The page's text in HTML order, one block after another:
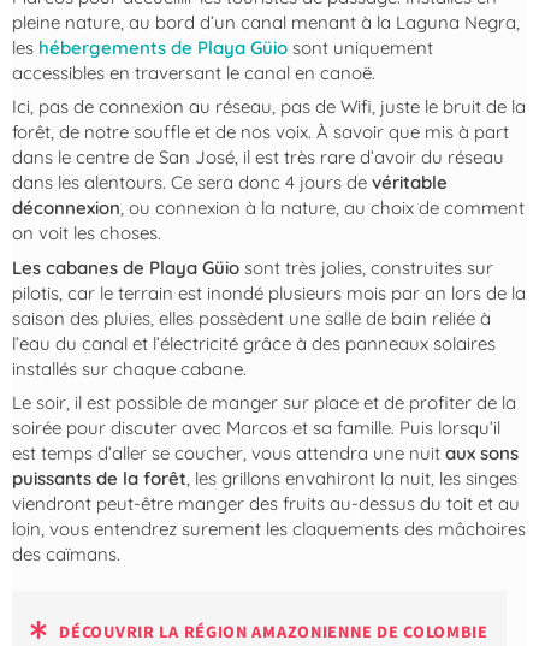
pleine nature, au bord d’un canal menant à la Laguna Negra,
les hébergements de Playa Güio sont uniquement
accessibles en traversant le canal en canoë.
Ici, pas de connexion au réseau, pas de Wifi, juste le bruit de la
forêt, de notre souffle et de nos voix. À savoir que mis à part
dans le centre de San José, il est très rare d’avoir du réseau
dans les alentours. Ce sera donc 4 jours de véritable
déconnexion, ou connexion à la nature, au choix de comment
on voit les choses.
Les cabanes de Playa Güio sont très jolies, construites sur
pilotis, car le terrain est inondé plusieurs mois par an lors de la
saison des pluies, elles possèdent une salle de bain reliée à
l’eau du canal et l’électricité grâce à des panneaux solaires
installés sur chaque cabane.
Le soir, il est possible de manger sur place et de profiter de la
soirée pour discuter avec Marcos et sa famille. Puis lorsqu’il
est temps d’aller se coucher, vous attendra une nuit aux sons
puissants de la forêt, les grillons envahiront la nuit, les singes
viendront peut-être manger des fruits au-dessus du toit et au
loin, vous entendrez surement les claquements des mâchoires
des caïmans.
DÉCOUVRIR LA RÉGION AMAZONIENNE DE COLOMBIE